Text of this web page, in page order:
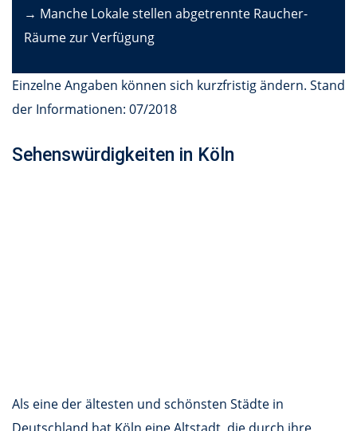
→ Manche Lokale stellen abgetrennte Raucher-
Räume zur Verfügung
Einzelne Angaben können sich kurzfristig ändern. Stand
der Informationen: 07/2018
Sehenswürdigkeiten in Köln
Als eine der ältesten und schönsten Städte in